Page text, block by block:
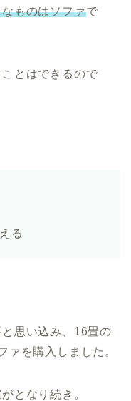
ものはソファで
とはできるので
る
思い込み、16畳の
ァを購入しました。
となり続き。